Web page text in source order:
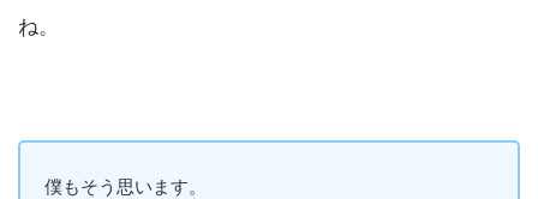
ね。
僕もそう思います。